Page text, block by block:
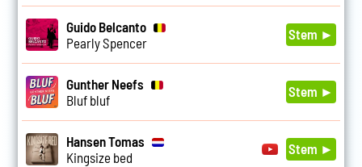
Guido Belcanto
Pearly Spencer
Stem ►
Gunther Neefs
Bluf bluf
Stem ►
Hansen Tomas
Kingsize bed
Stem ►